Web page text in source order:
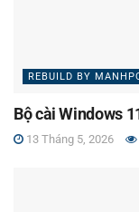
REBUILD BY
Bộ cài Windows
13 Tháng 5, 2026